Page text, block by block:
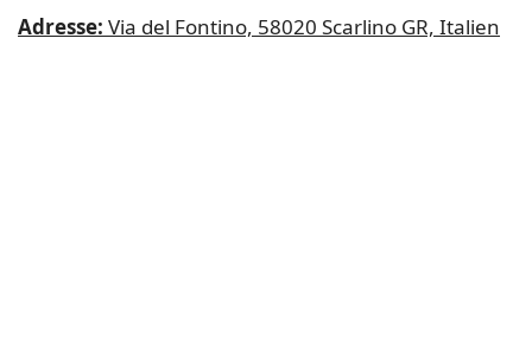
Adresse: Via del Fontino, 58020 Scarlino GR, Italien